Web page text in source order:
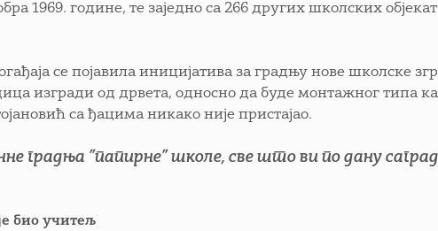
1969. године, те заједно са 266 других школских
се појавила иницијатива за градњу нове школске
изгради од дрвета, односно да буде монтажног типа
са ђацима никако није пристајао.
градња ”папирне” школе, све што ви по дану
био учитељ